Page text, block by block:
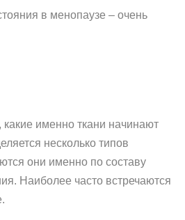
в менопаузе – очень
какие именно ткани начинают
несколько типов
они именно по составу
Наиболее часто встречаются